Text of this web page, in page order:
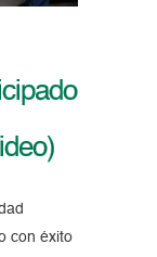
con éxito